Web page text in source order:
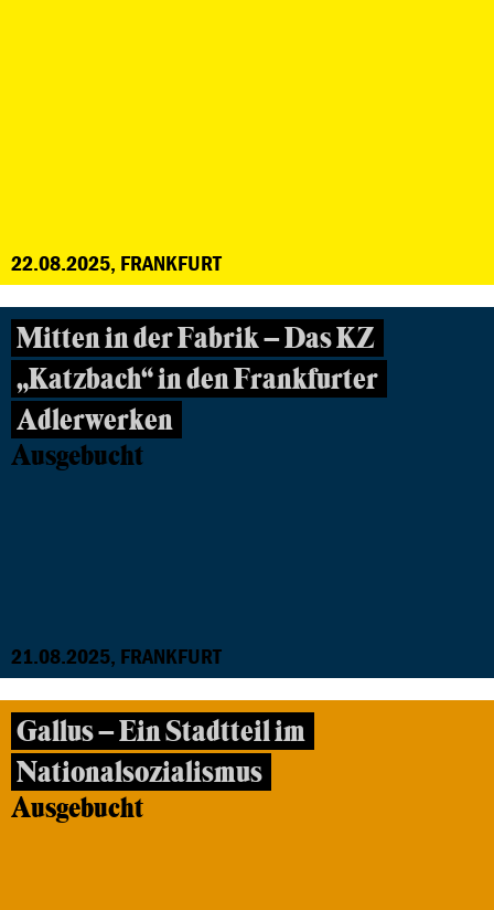
22.08.2025, FRANKFURT
Mitten in der Fabrik – Das KZ
„Katzbach“ in den Frankfurter
Adlerwerken
Ausgebucht
21.08.2025, FRANKFURT
Gallus – Ein Stadtteil im
Nationalsozialismus
Ausgebucht